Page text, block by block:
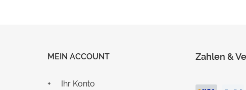
MEIN ACCOUNT
Ihr Konto
Zahlen &